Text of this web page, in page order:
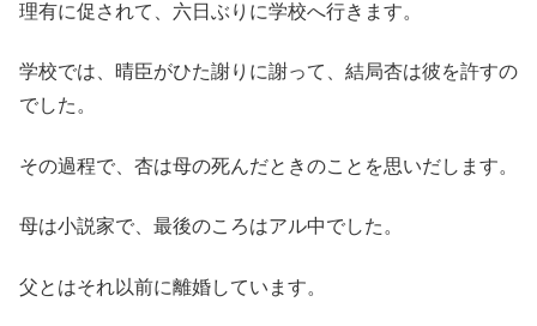
理有に促されて、六日ぶりに学校へ行きます。
学校では、晴臣がひた謝りに謝って、結局杏は彼を許すの
でした。
その過程で、杏は母の死んだときのことを思いだします。
母は小説家で、最後のころはアル中でした。
父とはそれ以前に離婚しています。